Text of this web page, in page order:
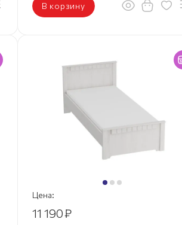
В корзину
Цена:
11 190₽